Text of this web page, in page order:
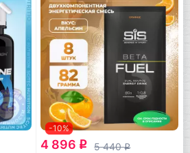
-10%
4 896 q 5 440q